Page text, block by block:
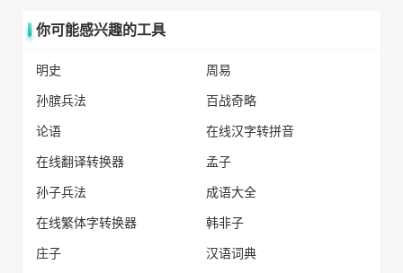
你可能感兴趣的工具
明史
周易
孙膑兵法
百战奇略
论语
在线汉字转拼音
在线翻译转换器
孟子
孙子兵法
成语大全
在线繁体字转换器
韩非子
庄子
汉语词典